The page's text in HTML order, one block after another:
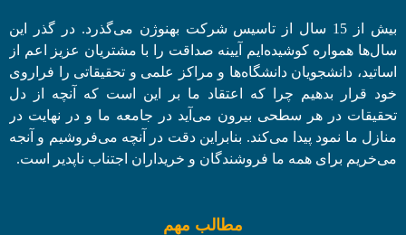
بیش از 15 سال از تاسیس شرکت بهنوژن می‌گذرد. در گذر این
سال‌ها همواره کوشیده‌ایم آیینه صداقت را با مشتریان عزیز اعم از
اساتید، دانشجویان دانشگاه‌ها و مراکز علمی و تحقیقاتی را فراروی
خود قرار بدهیم چرا که اعتقاد ما بر این است که آنچه از دل
تحقیقات در هر سطحی بیرون می‌آید در جامعه ما و در نهایت در
منازل ما نمود پیدا می‌کند. بنابراین دقت در آنچه می‌فروشیم و آنجه
می‌خریم برای همه ما فروشندگان و خریداران اجتناب ناپدیر است.
مطالب مهم